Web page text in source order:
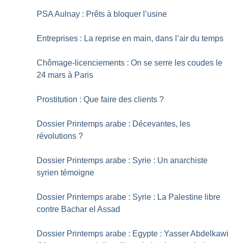
PSA Aulnay : Prêts à bloquer l’usine
Entreprises : La reprise en main, dans l’air du temps
Chômage-licenciements : On se serre les coudes le
24 mars à Paris
Prostitution : Que faire des clients ?
Dossier Printemps arabe : Décevantes, les
révolutions ?
Dossier Printemps arabe : Syrie : Un anarchiste
syrien témoigne
Dossier Printemps arabe : Syrie : La Palestine libre
contre Bachar el Assad
Dossier Printemps arabe : Egypte : Yasser